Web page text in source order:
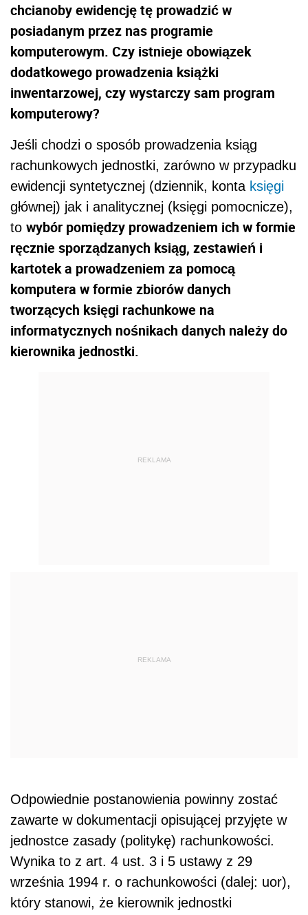
chcianoby ewidencję tę prowadzić w
posiadanym przez nas programie
komputerowym. Czy istnieje obowiązek
dodatkowego prowadzenia książki
inwentarzowej, czy wystarczy sam program
komputerowy?
Jeśli chodzi o sposób prowadzenia ksiąg
rachunkowych jednostki, zarówno w przypadku
ewidencji syntetycznej (dziennik, konta księgi
głównej) jak i analitycznej (księgi pomocnicze),
to wybór pomiędzy prowadzeniem ich w formie
ręcznie sporządzanych ksiąg, zestawień i
kartotek a prowadzeniem za pomocą
komputera w formie zbiorów danych
tworzących księgi rachunkowe na
informatycznych nośnikach danych należy do
kierownika jednostki.
REKLAMA
REKLAMA
Odpowiednie postanowienia powinny zostać
zawarte w dokumentacji opisującej przyjęte w
jednostce zasady (politykę) rachunkowości.
Wynika to z art. 4 ust. 3 i 5 ustawy z 29
września 1994 r. o rachunkowości (dalej: uor),
który stanowi, że kierownik jednostki